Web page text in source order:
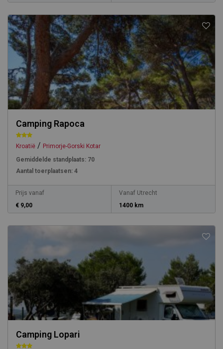
Camping Rapoca
Kroatië / Primorje-Gorski Kotar
Gemiddelde standplaats: 70
Aantal toerplaatsen: 4
Prijs vanaf
€ 9,00
Vanaf Utrecht
1400 km
Camping Lopari